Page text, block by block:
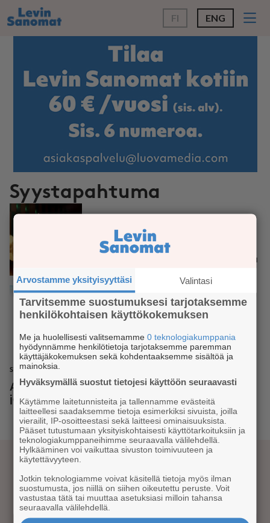
FI ENG
Syystapahtuma
SYYSTAPAHTUMA
Lapin kamariorkesteri kiertueella
Staalon Festeillä 16. syyskuuta
taidetta Kittilän kirkonkylällä
SYYSTAPAHTUMA
Arctic Food Market, Street Kirppis
ja live-musiikkia 16.–17. syyskuuta
‹ 1 2 3 4
Kustantaja Luova Media Oy
Evästeiden hallinta
Arvostamme yksityisyyttäsi Valintasi
Tarvitsemme suostumuksesi tarjotaksemme
henkilökohtaisen käyttökokemuksen
Me ja huolellisesti valitsemamme0 teknologiakumppania
hyödynnämme henkilötietoja tarjotaksemme paremman
käyttäjäkokemuksen sekä kohdentaaksemme sisältöä ja
mainoksia.
Hyväksymällä suostut tietojesi käyttöön seuraavasti
Käytämme laitetunnisteita ja tallennamme evästeitä
laitteellesi saadaksemme tietoja esimerkiksi sivuista, joilla
vierailit, IP-osoitteestasi sekä laitteesi ominaisuuksista.
Pääset tutustumaan yksityiskohtaisesti käyttötarkoituksiin ja
teknologiakumppaneihimme seuraavalla välilehdellä.
Hylkääminen voi vaikuttaa sivuston toimivuuteen ja
käytettävyyteen.
Jotkin teknologiamme voivat käsitellä tietoja myös ilman
suostumusta, jos niillä on siihen oikeutettu peruste. Voit
vastustaa tätä tai muuttaa asetuksiasi milloin tahansa
seuraavalla välilehdellä.